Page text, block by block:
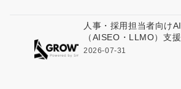
人事・採用担当者向け
（AISEO・LLMO）支
2026-07-31